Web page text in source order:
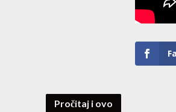
Pročitaj i ovo